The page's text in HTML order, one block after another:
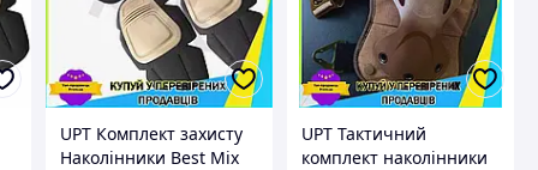
UPT Комплект захисту
Наколінники Best Mix
UPT Тактичний
комплект наколінники